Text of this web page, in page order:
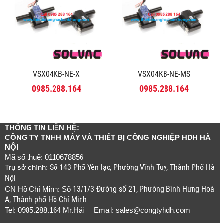
VSX04KB-NE-X
0985.288.164
VSX04KB-NE-MS
0985.288.164
THÔNG TIN LIÊN HỆ:
CÔNG TY TNHH MÁY VÀ THIẾT BỊ CÔNG NGHIỆP HDH HÀ
NỘI
Mã số thuế: 0110678856
Trụ sở chính: Số 143 Phố Yên lạc, Phường Vĩnh Tuy, Thành Phố Hà
Nội
CN Hồ Chí Minh: Số 13/1/3 Đường số 21, Phường Bình Hưng Hoà
A, Thành phố Hồ Chí Minh
Tel: 0985.288.164 Mr.Hải Email: sales@congtyhdh.com